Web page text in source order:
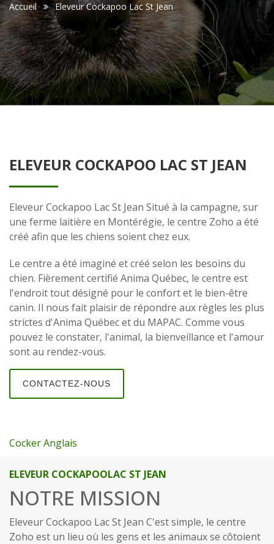
Accueil Eleveur Cockapoo Lac St Jean
ELEVEUR COCKAPOO LAC ST JEAN
Eleveur Cockapoo Lac St Jean Situé à la campagne, sur
une ferme laitière en Montérégie, le centre Zoho a été
créé afin que les chiens soient chez eux.
Le centre a été imaginé et créé selon les besoins du
chien. Fièrement certifié Anima Québec, le centre est
l'endroit tout désigné pour le confort et le bien-être
canin. Il nous fait plaisir de répondre aux règles les plus
strictes d'Anima Québec et du MAPAC. Comme vous
pouvez le constater, l'animal, la bienveillance et l'amour
sont au rendez-vous.
CONTACTEZ-NOUS
Anglais
ELEVEUR COCKAPOOLAC ST JEAN
NOTRE MISSION
Eleveur Cockapoo Lac St Jean C'est simple, le centre
Zoho est un lieu où les gens et les animaux se côtoient